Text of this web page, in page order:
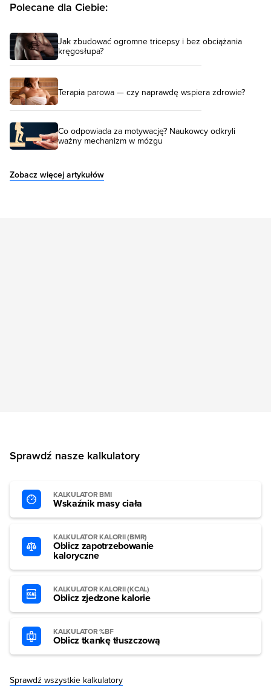
Polecane dla Ciebie:
Jak zbudować ogromne tricepsy i bez obciążania
kręgosłupa?
Terapia parowa — czy naprawdę wspiera zdrowie?
Co odpowiada za motywację? Naukowcy odkryli
ważny mechanizm w mózgu
Zobacz więcej artykułów
Sprawdź nasze kalkulatory
KALKULATOR BMI
Wskaźnik masy ciała
KALKULATOR KALORII (BMR)
Oblicz zapotrzebowanie
kaloryczne
KALKULATOR KALORII (KCAL)
Oblicz zjedzone kalorie
KALKULATOR %BF
Oblicz tkankę tłuszczową
Sprawdź wszystkie kalkulatory